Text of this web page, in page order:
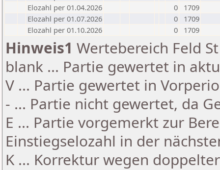
Elozahl per 01.04.2026
0
1709
Elozahl per 01.07.2026
0
1709
Elozahl per 01.10.2026
0 1709
Hinweis1 Wertebereich Feld
blank ... Partie gewertet in
V ... Partie gewertet in
- ... Partie nicht gewertet, da
E ... Partie vorgemerkt zur
Einstiegselozahl in der
K ... Korrektur wegen